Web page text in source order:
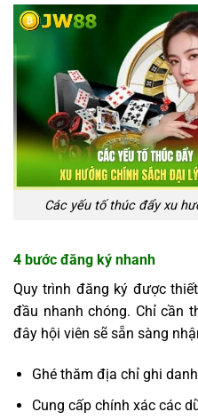
Các yếu tố thúc đẩy xu
4 bước đăng ký nhanh
Quy trình đăng ký được
đầu nhanh chóng. Chỉ cần
đây hội viên sẽ sẵn sàng
Ghé thăm địa chỉ ghi
Cung cấp chính xác các